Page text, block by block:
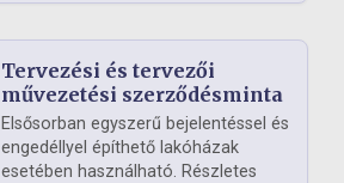
Tervezési és tervezői
művezetési szerződésminta
Elsősorban egyszerű bejelentéssel és
engedéllyel építhető lakóházak
esetében használható. Részletes